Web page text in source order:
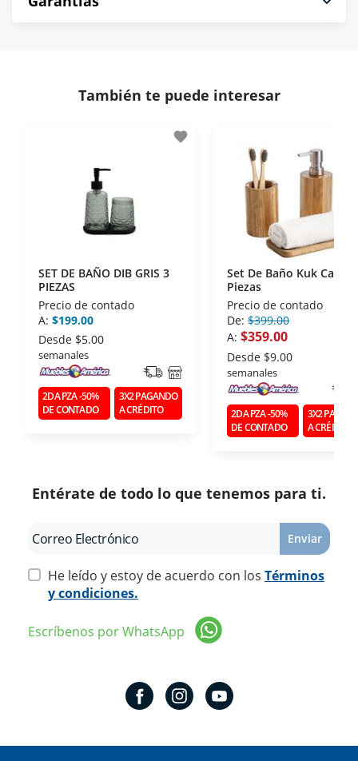
norma de Muebles América.
- Certificados de seguridad SSL y Encriptación 3D.
disposiciones legales y Códigos de Ética de la
Asociación Mexicana de Internet (AIMX).
- Nos encontramos en la lista de socios Activos de
la Asociación de Internet.MX.
También te puede interesar
favorite
SET DE BAÑO DIB GRIS 3
PIEZAS
Precio de contado
A: $199.00
Desde $5.00
semanales
2DA PZA -50%
DE CONTADO
3X2 PAGANDO
A CRÉDITO
Set De Baño Kuk Cafe 3
Piezas
Precio de contado
De: $399.00
A: $359.00
Desde $9.00
semanales
2DA PZA -50%
DE CONTADO
3X2
A CRÉDITO
Entérate de todo lo que tenemos para ti.
Enviar
He leído y estoy de acuerdo con los Términos
y condiciones.
Escríbenos por WhatsApp